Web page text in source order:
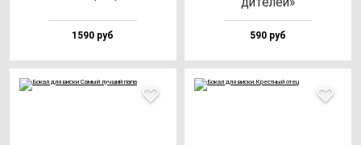
1590 руб 590 руб